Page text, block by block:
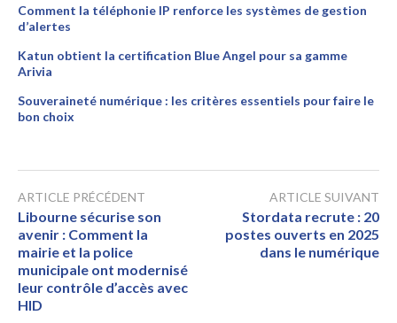
Comment la téléphonie IP renforce les systèmes de gestion
d’alertes
Katun obtient la certification Blue Angel pour sa gamme
Arivia
Souveraineté numérique : les critères essentiels pour faire le
bon choix
ARTICLE PRÉCÉDENT
Libourne sécurise son
avenir : Comment la
mairie et la police
municipale ont modernisé
leur contrôle d’accès avec
HID
ARTICLE SUIVANT
Stordata recrute : 20
postes ouverts en 2025
dans le numérique